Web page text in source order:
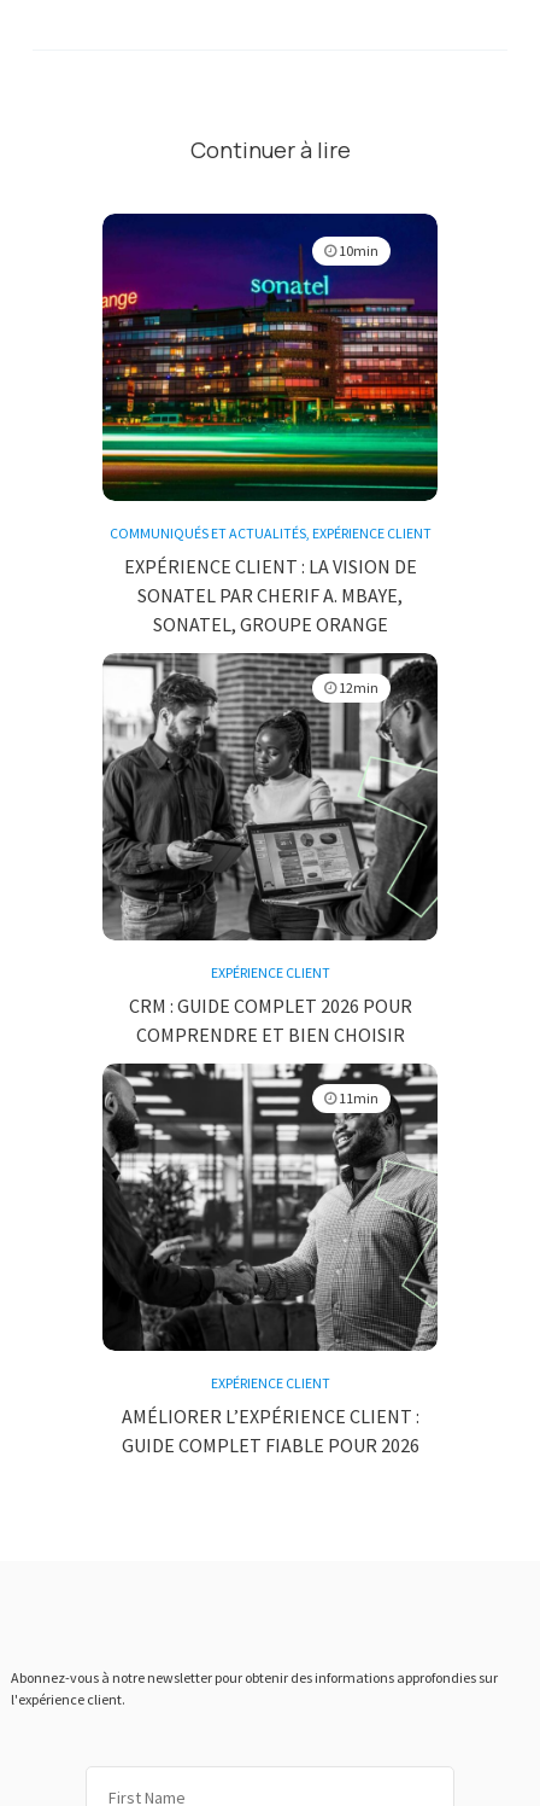
Continuer à lire
10min
COMMUNIQUÉS ET ACTUALITÉS, EXPÉRIENCE CLIENT
EXPÉRIENCE CLIENT : LA VISION DE
SONATEL PAR CHERIF A. MBAYE,
SONATEL, GROUPE ORANGE
12min
EXPÉRIENCE CLIENT
CRM : GUIDE COMPLET 2026 POUR
COMPRENDRE ET BIEN CHOISIR
11min
EXPÉRIENCE CLIENT
AMÉLIORER L’EXPÉRIENCE CLIENT :
GUIDE COMPLET FIABLE POUR 2026
Abonnez-vous à notre newsletter pour obtenir des informations approfondies sur
l'expérience client.